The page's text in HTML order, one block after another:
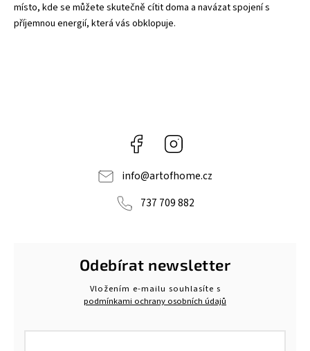
místo, kde se můžete skutečně cítit doma a navázat spojení s
příjemnou energií, která vás obklopuje.
Facebook
info@artofhome.cz
737 709 882
Odebírat newsletter
Vložením e-mailu souhlasíte s
podmínkami ochrany osobních údajů